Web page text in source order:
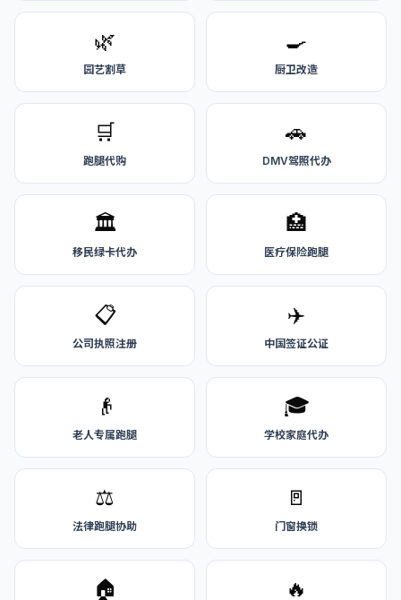
🌿
园艺割草
🍳
厨卫改造
🛒
跑腿代购
🚗
DMV驾照代办
🏛️
移民绿卡代办
🏥
医疗保险跑腿
📋
公司执照注册
✈️
中国签证公证
👴
老人专属跑腿
🎓
学校家庭代办
⚖️
法律跑腿协助
🚪
门窗换锁
🏠 🔥